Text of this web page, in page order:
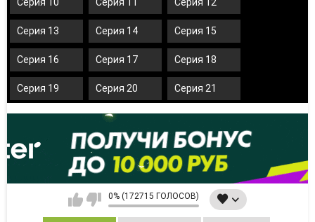
Серия 13 Серия 14 Серия 15
Серия 16 Серия 17 Серия 18
Серия 19 Серия 20 Серия 21
0% (172715 ГОЛОСОВ)